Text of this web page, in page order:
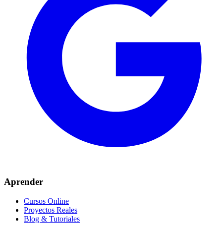
Aprender
Cursos Online
Proyectos Reales
Blog & Tutoriales